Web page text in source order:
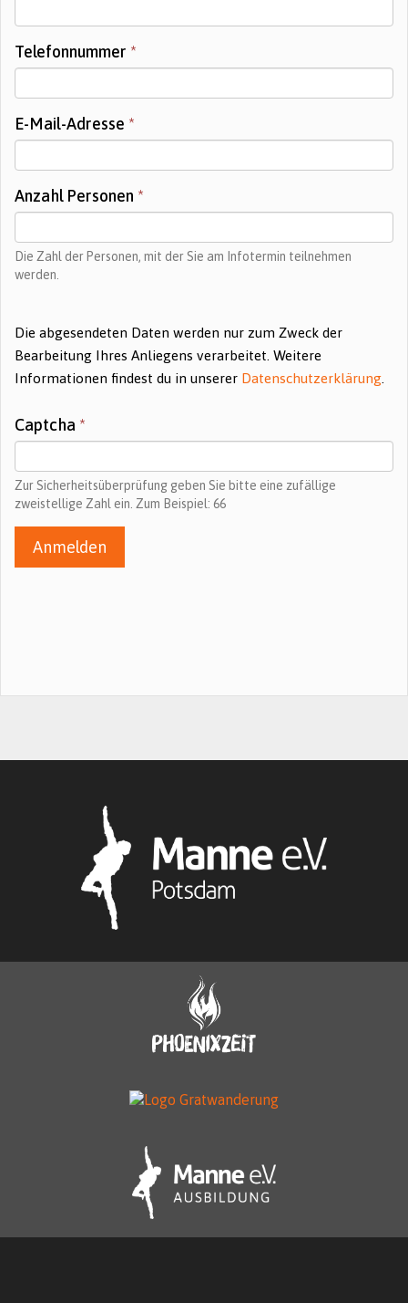
Telefonnummer *
E-Mail-Adresse *
Anzahl Personen *
Die Zahl der Personen, mit der Sie am Infotermin teilnehmen
werden.
Die abgesendeten Daten werden nur zum Zweck der
Bearbeitung Ihres Anliegens verarbeitet. Weitere
Informationen findest du in unserer Datenschutzerklärung
Captcha *
Zur Sicherheitsüberprüfung geben Sie bitte eine zufällige
zweistellige Zahl ein. Zum Beispiel: 66
Anmelden